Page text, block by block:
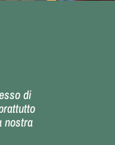
di
nostra